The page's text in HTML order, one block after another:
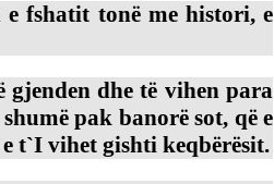
e fshatit tonë me histori, e
dhe të vihen para
pak banorë sot, që e
t`I vihet gishti keqbërësit.